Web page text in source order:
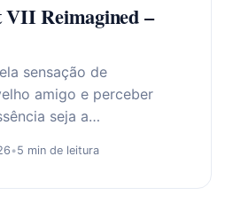
VII Reimagined –
sensação de
amigo e perceber
seja a…
•5 min de leitura